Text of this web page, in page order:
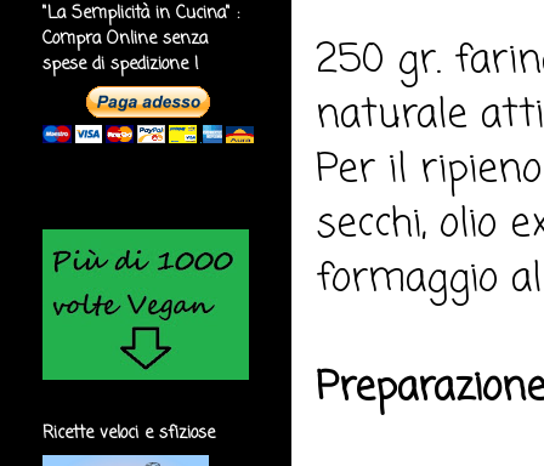
250 gr.
naturale
Per il
secchi, olio
formaggio
"La Semplicità in Cucina" :
Compra Online senza
spese di spedizione !
Ricette veloci e sfiziose